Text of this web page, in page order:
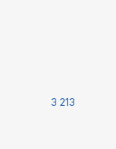
3 213